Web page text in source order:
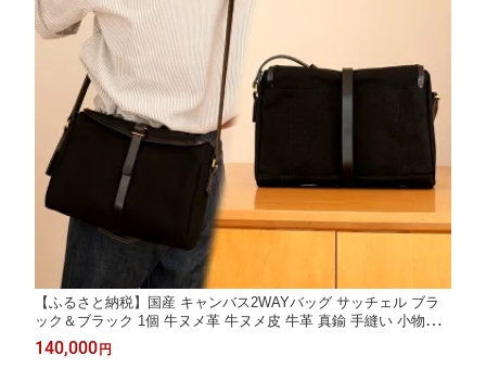
【ふるさと納税】国産 キャンバス2WAYバッグ サッチェル ブラ
ック＆ブラック 1個 牛ヌメ革 牛ヌメ皮 牛革 真鍮 手縫い 小物入
れ ハンドバッグ ショルダーバッグ オリジナル レザー シンプル
ハンドメイド 日本製 ギフト 贈り物 送料無料 埼玉県 鳩山町
140,000 円